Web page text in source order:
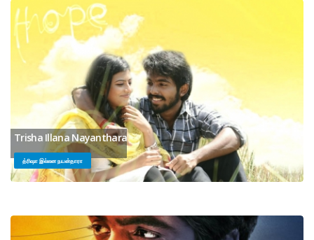
Trisha Illana Nayanthara
த்ரிஷா இல்லன நயன்தாரா